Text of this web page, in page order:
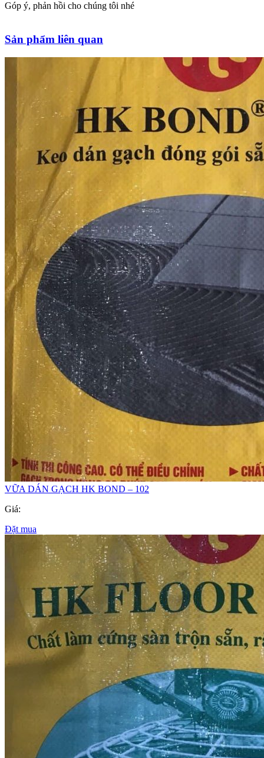
Góp ý, phản hồi cho chúng tôi nhé
Sản phẩm liên quan
VỮA DÁN GẠCH HK BOND – 102
Giá:
Đặt mua